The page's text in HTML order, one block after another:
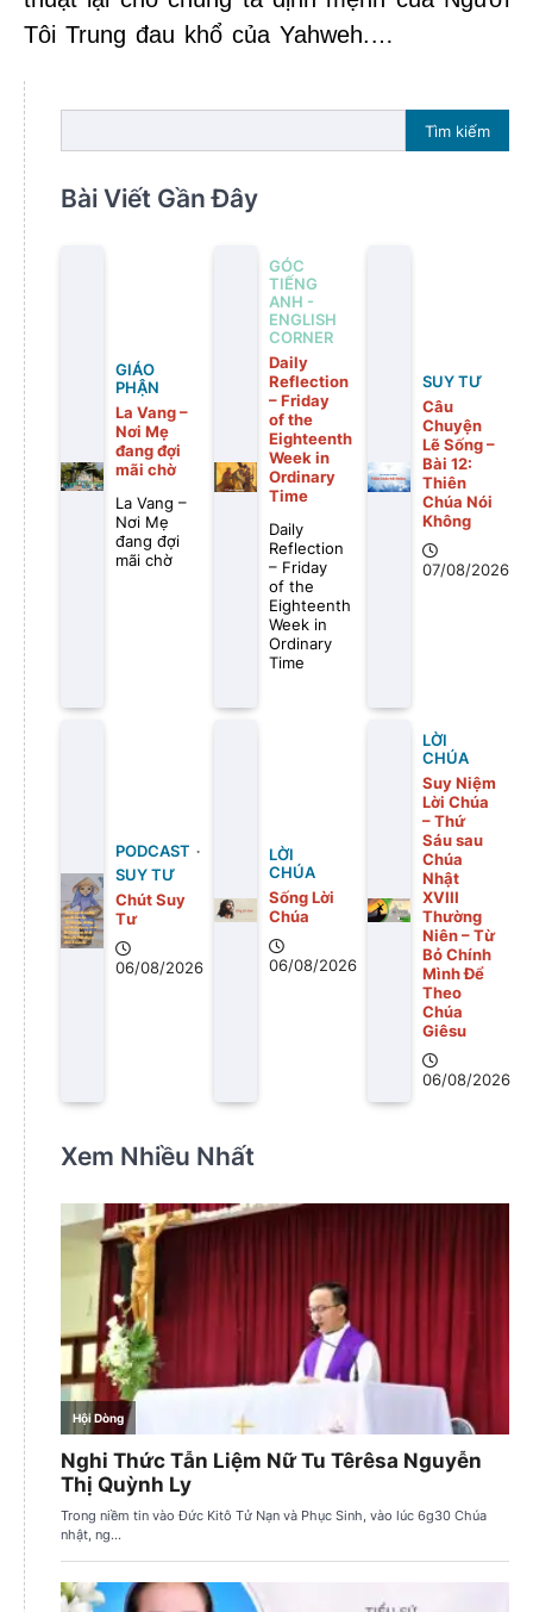
Tôi Trung đau khổ của Yahweh.…
Tìm kiếm
Bài Viết Gần Đây
GIÁO
PHẬN
La Vang –
Nơi Mẹ
đang đợi
mãi chờ
La Vang –
Nơi Mẹ
đang đợi
mãi chờ
GÓC
TIẾNG
ANH -
ENGLISH
CORNER
Daily
Reflection
– Friday
of the
Eighteenth
Week in
Ordinary
Time
Daily
Reflection
– Friday
of the
Eighteenth
Week in
Ordinary
Time
SUY TƯ
Câu
Chuyện
Lẽ Sống –
Bài 12:
Thiên
Chúa Nói
Không
07/08/2026
PODCAST
SUY TƯ
Chút Suy
Tư
06/08/2026
LỜI
CHÚA
Sống Lời
Chúa
06/08/2026
LỜI
CHÚA
Suy Niệm
Lời Chúa
– Thứ
Sáu sau
Chúa
Nhật
XVIII
Thường
Niên – Từ
Bỏ Chính
Mình Để
Theo
Chúa
Giêsu
06/08/2026
Xem Nhiều Nhất